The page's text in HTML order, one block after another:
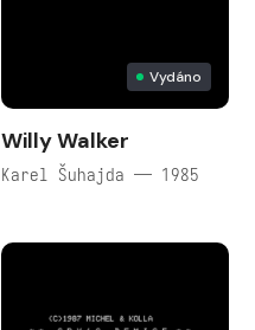
Vydáno
Willy Walker
Karel Šuhajda — 1985